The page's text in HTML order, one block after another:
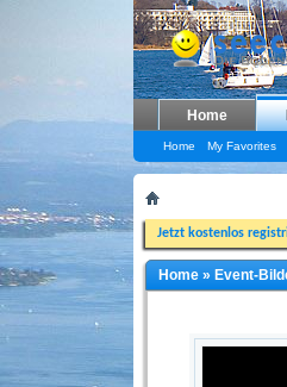
Home
Home My Favorites
Jetzt kostenlos
Home » Event-